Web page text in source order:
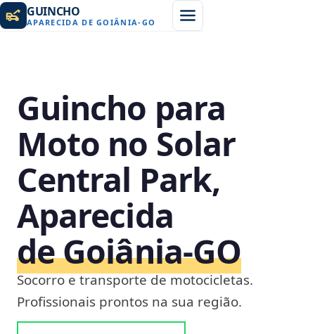
GUINCHO
APARECIDA DE GOIÂNIA-GO
Guincho para
Moto no Solar
Central Park,
Aparecida
de Goiânia‑GO
Socorro e transporte de motocicletas.
Profissionais prontos na sua região.